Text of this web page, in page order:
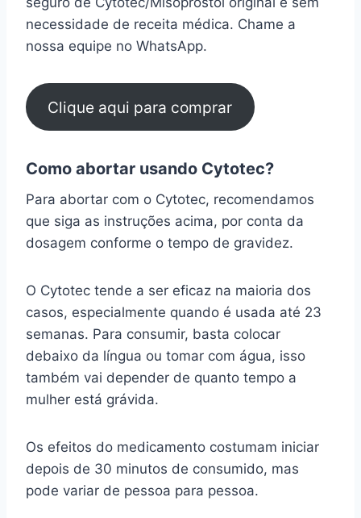
necessidade de receita médica. Chame a
nossa equipe no WhatsApp.
Clique aqui para comprar
Como abortar usando Cytotec?
Para abortar com o Cytotec, recomendamos
que siga as instruções acima, por conta da
dosagem conforme o tempo de gravidez.
O Cytotec tende a ser eficaz na maioria dos
casos, especialmente quando é usada até 23
semanas. Para consumir, basta colocar
debaixo da língua ou tomar com água, isso
também vai depender de quanto tempo a
mulher está grávida.
Os efeitos do medicamento costumam iniciar
depois de 30 minutos de consumido, mas
pode variar de pessoa para pessoa.